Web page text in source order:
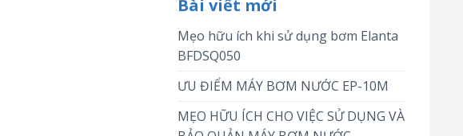
Bài viết mới
Mẹo hữu ích khi sử dụng bơm Elanta
BFDSQ050
ƯU ĐIỂM MÁY BƠM NƯỚC EP-10M
MẸO HỮU ÍCH CHO VIỆC SỬ DỤNG VÀ